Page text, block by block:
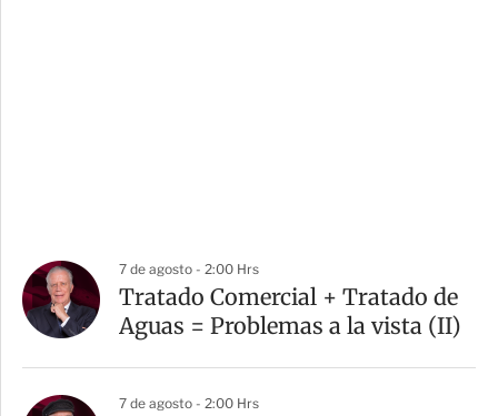
7 de agosto - 2:00 Hrs
Tratado Comercial + Tratado de
Aguas = Problemas a la vista (II)
7 de agosto - 2:00 Hrs